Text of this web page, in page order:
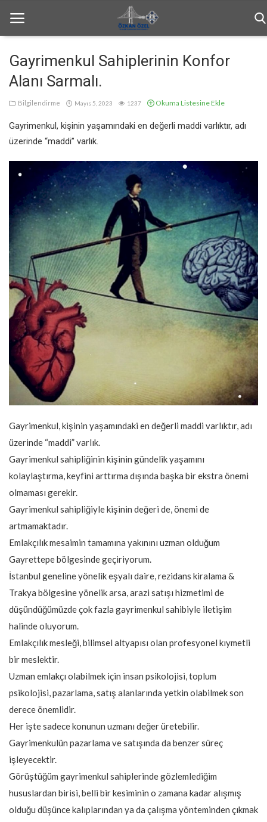
Anasayfa
Genel
Bilgilendirme
Haftalık Bülten
Türkçe
Gayrimenkul Sahiplerinin Konfor
Alanı Sarmalı.
Bilgilendirme Mayıs 5, 2023 1237 Okuma Listesine Ekle
Gayrimenkul, kişinin yaşamındaki en değerli maddi varlıktır, adı
üzerinde “maddi” varlık.
Gayrimenkul, kişinin yaşamındaki en değerli maddi varlıktır, adı
üzerinde “maddi” varlık.
Gayrimenkul sahipliğinin kişinin gündelik yaşamını
kolaylaştırma, keyfini arttırma dışında başka bir ekstra önemi
olmaması gerekir.
Gayrimenkul sahipliğiyle kişinin değeri de, önemi de
artmamaktadır.
Emlakçılık mesaimin tamamına yakınını uzman olduğum
Gayrettepe bölgesinde geçiriyorum.
İstanbul geneline yönelik eşyalı daire, rezidans kiralama &
Trakya bölgesine yönelik arsa, arazi satışı hizmetimi de
düşündüğümüzde çok fazla gayrimenkul sahibiyle iletişim
halinde oluyorum.
Emlakçılık mesleği, bilimsel altyapısı olan profesyonel kıymetli
bir meslektir.
Uzman emlakçı olabilmek için insan psikolojisi, toplum
psikolojisi, pazarlama, satış alanlarında yetkin olabilmek son
derece önemlidir.
Her işte sadece konunun uzmanı değer üretebilir.
Gayrimenkulün pazarlama ve satışında da benzer süreç
işleyecektir.
Görüştüğüm gayrimenkul sahiplerinde gözlemlediğim
hususlardan birisi, belli bir kesiminin o zamana kadar alışmış
olduğu düşünce kalıplarından ya da çalışma yönteminden çıkmak